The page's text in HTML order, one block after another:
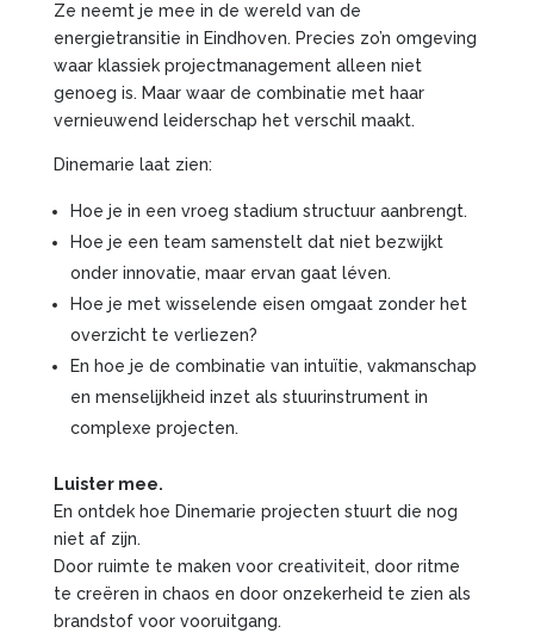
Ze neemt je mee in de wereld van de
energietransitie in Eindhoven. Precies zo’n omgeving
waar klassiek projectmanagement alleen niet
genoeg is. Maar waar de combinatie met haar
vernieuwend leiderschap het verschil maakt.
Dinemarie laat zien:
Hoe je in een vroeg stadium structuur aanbrengt.
Hoe je een team samenstelt dat niet bezwijkt
onder innovatie, maar ervan gaat léven.
Hoe je met wisselende eisen omgaat zonder het
overzicht te verliezen?
En hoe je de combinatie van intuïtie, vakmanschap
en menselijkheid inzet als stuurinstrument in
complexe projecten.
Luister mee.
En ontdek hoe Dinemarie projecten stuurt die nog
niet af zijn.
Door ruimte te maken voor creativiteit, door ritme
te creëren in chaos en door onzekerheid te zien als
brandstof voor vooruitgang.